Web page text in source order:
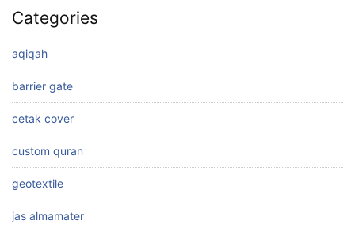
Categories
aqiqah
barrier gate
cetak cover
custom quran
geotextile
jas almamater